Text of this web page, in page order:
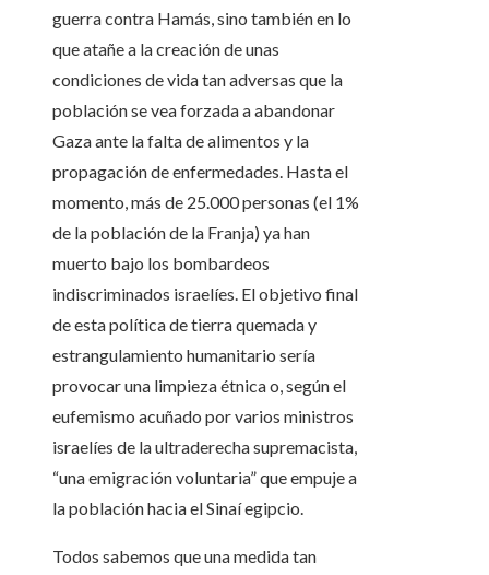
guerra contra Hamás, sino también en lo
que atañe a la creación de unas
condiciones de vida tan adversas que la
población se vea forzada a abandonar
Gaza ante la falta de alimentos y la
propagación de enfermedades. Hasta el
momento, más de 25.000 personas (el 1%
de la población de la Franja) ya han
muerto bajo los bombardeos
indiscriminados israelíes. El objetivo final
de esta política de tierra quemada y
estrangulamiento humanitario sería
provocar una limpieza étnica o, según el
eufemismo acuñado por varios ministros
israelíes de la ultraderecha supremacista,
“una emigración voluntaria” que empuje a
la población hacia el Sinaí egipcio.
Todos sabemos que una medida tan